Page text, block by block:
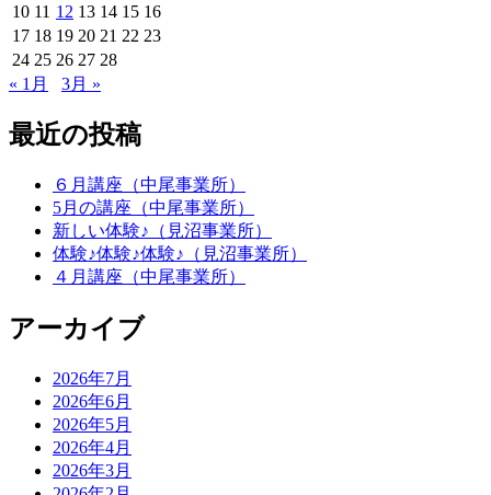
10 11 12 13 14 15 16
17 18 19 20 21 22 23
24 25 26 27 28
« 1月
3月 »
最近の投稿
６月講座（中尾事業所）
5月の講座（中尾事業所）
新しい体験♪（見沼事業所）
体験♪体験♪体験♪（見沼事業所）
４月講座（中尾事業所）
アーカイブ
2026年7月
2026年6月
2026年5月
2026年4月
2026年3月